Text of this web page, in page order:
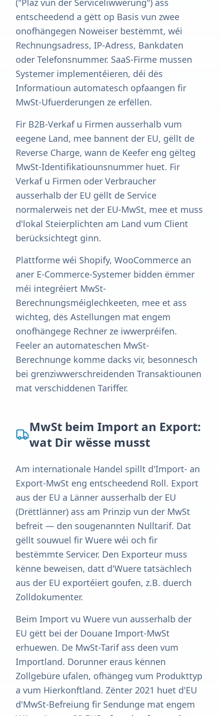
("Plaz vun der Serviceliwwerung") ass
entscheedend a gëtt op Basis vun zwee
onofhängegen Noweiser bestëmmt, wéi
Rechnungsadress, IP-Adress, Bankdaten
oder Telefonsnummer. SaaS-Firme mussen
Systemer implementéieren, déi dës
Informatioun automatesch opfaangen fir
MwSt-Ufuerderungen ze erfëllen.
Fir B2B-Verkaf u Firmen ausserhalb vum
eegene Land, mee bannent der EU, gëllt de
Reverse Charge, wann de Keefer eng gëlteg
MwSt-Identifikatiounsnummer huet. Fir
Verkaf u Firmen oder Verbraucher
ausserhalb der EU gëllt de Service
normalerweis net der EU-MwSt, mee et muss
d'lokal Steierplichten am Land vum Client
berücksichtegt ginn.
Plattforme wéi Shopify, WooCommerce an
aner E-Commerce-Systemer bidden ëmmer
méi integréiert MwSt-
Berechnungsméiglechkeeten, mee et ass
wichteg, dës Astellungen mat engem
onofhängege Rechner ze iwwerpréifen.
Feeler an automateschen MwSt-
Berechnunge komme dacks vir, besonnesch
bei grenziwwerschreidenden Transaktiounen
mat verschiddenen Tariffer.
MwSt beim Import an Export:
wat Dir wësse musst
Am internationale Handel spillt d'Import- an
Export-MwSt eng entscheedend Roll. Export
aus der EU a Länner ausserhalb der EU
(Drëttlänner) ass am Prinzip vun der MwSt
befreit — den sougenannten Nulltarif. Dat
gëllt souwuel fir Wuere wéi och fir
bestëmmte Servicer. Den Exporteur muss
kënne beweisen, datt d'Wuere tatsächlech
aus der EU exportéiert goufen, z.B. duerch
Zolldokumenter.
Beim Import vu Wuere vun ausserhalb der
EU gëtt bei der Douane Import-MwSt
erhuewen. De MwSt-Tarif ass deen vum
Importland. Dorunner eraus kënnen
Zollgebüre ufalen, ofhängeg vum Produkttyp
a vum Hierkonftland. Zënter 2021 huet d'EU
d'MwSt-Befreiung fir Sendunge mat engem